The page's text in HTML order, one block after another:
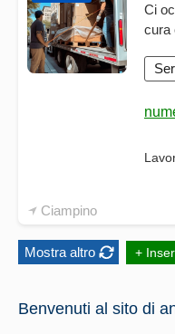
Ciampino
Ci
cura
Mostra altro +
Benvenuti al sito di